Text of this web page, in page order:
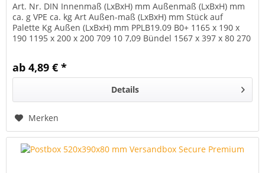
Art. Nr. DIN Innenmaß (LxBxH) mm Außenmaß (LxBxH) mm
ca. g VPE ca. kg Art Außen-maß (LxBxH) mm Stück auf
Palette Kg Außen (LxBxH) mm PPLB19.09 B0+ 1165 x 190 x
190 1195 x 200 x 200 709 10 7,09 Bündel 1567 x 397 x 80 270
ab 4,89 € *
Details
Merken